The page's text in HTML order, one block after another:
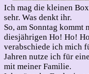
Ich mag die kleinen
sehr. Was denkt ihr.
So, am Sonntag kommt
diesjährigen Ho! Ho!
verabschiede ich mich
Jahren nutze ich für
mit meiner Familie.